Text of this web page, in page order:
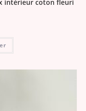
intérieur coton fleuri